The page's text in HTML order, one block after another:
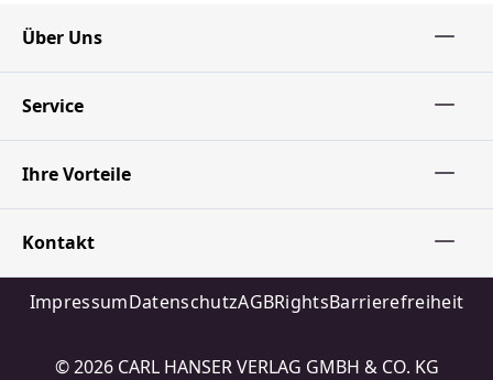
Über Uns
Service
Ihre Vorteile
Kontakt
ImpressumDatenschutzAGBRightsBarrierefreiheit
© 2026 CARL HANSER VERLAG GMBH & CO. KG